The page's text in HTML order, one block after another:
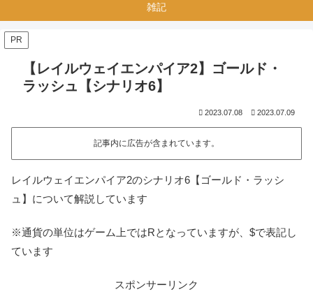
雑記
PR
【レイルウェイエンパイア2】ゴールド・
ラッシュ【シナリオ6】
2023.07.08 2023.07.09
記事内に広告が含まれています。
レイルウェイエンパイア2のシナリオ6【ゴールド・ラッシ
ュ】について解説しています
※通貨の単位はゲーム上ではRとなっていますが、$で表記し
ています
スポンサーリンク